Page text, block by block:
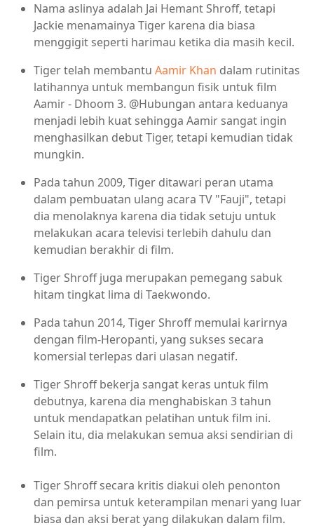
Nama aslinya adalah Jai Hemant Shroff, tetapi
Jackie menamainya Tiger karena dia biasa
menggigit seperti harimau ketika dia masih kecil.
Tiger telah membantu Aamir Khan dalam rutinitas
latihannya untuk membangun fisik untuk film
Aamir - Dhoom 3. @Hubungan antara keduanya
menjadi lebih kuat sehingga Aamir sangat ingin
menghasilkan debut Tiger, tetapi kemudian tidak
mungkin.
Pada tahun 2009, Tiger ditawari peran utama
dalam pembuatan ulang acara TV "Fauji", tetapi
dia menolaknya karena dia tidak setuju untuk
melakukan acara televisi terlebih dahulu dan
kemudian berakhir di film.
Tiger Shroff juga merupakan pemegang sabuk
hitam tingkat lima di Taekwondo.
Pada tahun 2014, Tiger Shroff memulai karirnya
dengan film-Heropanti, yang sukses secara
komersial terlepas dari ulasan negatif.
Tiger Shroff bekerja sangat keras untuk film
debutnya, karena dia menghabiskan 3 tahun
untuk mendapatkan pelatihan untuk film ini.
Selain itu, dia melakukan semua aksi sendirian di
film.
Tiger Shroff secara kritis diakui oleh penonton
dan pemirsa untuk keterampilan menari yang luar
biasa dan aksi berat yang dilakukan dalam film.